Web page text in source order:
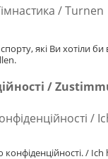
/ Turnen
які Ви хотіли
/
/
конфіденційності. /